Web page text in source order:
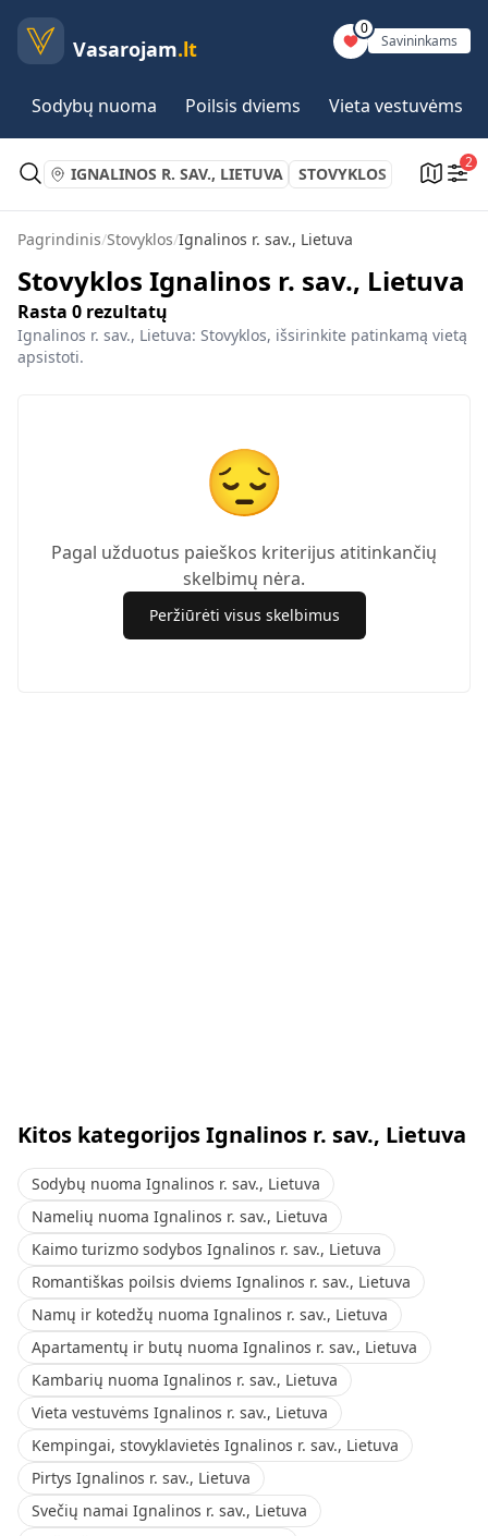
Vasarojam.lt
0
Savininkams
Sodybų nuoma Poilsis dviems Vieta vestuvėms
IGNALINOS R. SAV., LIETUVA STOVYKLOS
2
Pagrindinis/Stovyklos/Ignalinos r. sav., Lietuva
Stovyklos Ignalinos r. sav., Lietuva
Rasta 0 rezultatų
Ignalinos r. sav., Lietuva: Stovyklos, išsirinkite patinkamą vietą
apsistoti.
😔
Pagal užduotus paieškos kriterijus atitinkančių
skelbimų nėra.
Peržiūrėti visus skelbimus
Kitos kategorijos Ignalinos r. sav., Lietuva
Sodybų nuoma Ignalinos r. sav., Lietuva
Namelių nuoma Ignalinos r. sav., Lietuva
Kaimo turizmo sodybos Ignalinos r. sav., Lietuva
Romantiškas poilsis dviems Ignalinos r. sav., Lietuva
Namų ir kotedžų nuoma Ignalinos r. sav., Lietuva
Apartamentų ir butų nuoma Ignalinos r. sav., Lietuva
Kambarių nuoma Ignalinos r. sav., Lietuva
Vieta vestuvėms Ignalinos r. sav., Lietuva
Kempingai, stovyklavietės Ignalinos r. sav., Lietuva
Pirtys Ignalinos r. sav., Lietuva
Svečių namai Ignalinos r. sav., Lietuva